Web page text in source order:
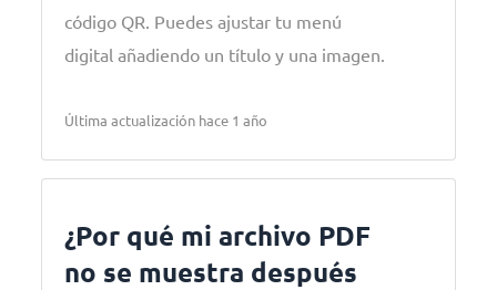
código QR. Puedes ajustar tu menú
digital añadiendo un título y una imagen.
Última actualización hace 1 año
¿Por qué mi archivo PDF
no se muestra después